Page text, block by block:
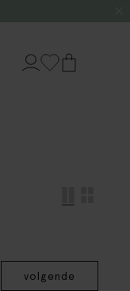
volgende